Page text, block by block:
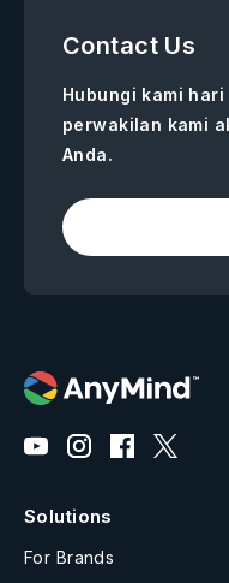
Contact Us
Hubungi kami
perwakilan kami
Anda.
Solutions
For Brands